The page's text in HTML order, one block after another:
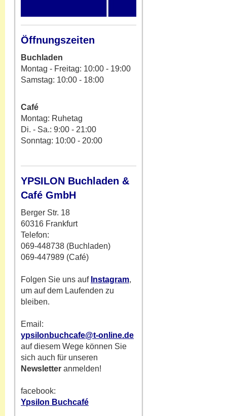
Öffnungszeiten
Buchladen
Montag - Freitag: 10:00 - 19:00
Samstag: 10:00 - 18:00
Café
Montag: Ruhetag
Di. - Sa.: 9:00 - 21:00
Sonntag: 10:00 - 20:00
YPSILON Buchladen &
Café GmbH
Berger Str. 18
60316 Frankfurt
Telefon:
069-448738 (Buchladen)
069-447989 (Café)
Folgen Sie uns auf Instagram,
um auf dem Laufenden zu
bleiben.
Email:
ypsilonbuchcafe@t-online.de
auf diesem Wege können Sie
sich auch für unseren
Newsletter anmelden!
facebook:
Ypsilon Buchcafé